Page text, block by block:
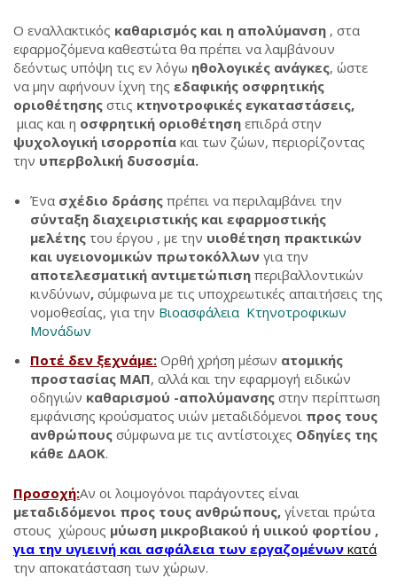
Ο εναλλακτικός καθαρισμός και η απολύμανση , στα
εφαρμοζόμενα καθεστώτα θα πρέπει να λαμβάνουν
δεόντως υπόψη τις εν λόγω ηθολογικές ανάγκες, ώστε
να μην αφήνουν ίχνη της εδαφικής οσφρητικής
οριοθέτησης στις κτηνοτροφικές εγκαταστάσεις,
μιας και η οσφρητική οριοθέτηση επιδρά στην
ψυχολογική ισορροπία και των ζώων, περιορίζοντας
την υπερβολική δυσοσμία.
Ένα σχέδιο δράσης πρέπει να περιλαμβάνει την
σύνταξη διαχειριστικής και εφαρμοστικής
μελέτης του έργου , με την υιοθέτηση πρακτικών
και υγειονομικών πρωτοκόλλων για την
αποτελεσματική αντιμετώπιση περιβαλλοντικών
κινδύνων, σύμφωνα με τις υποχρεωτικές απαιτήσεις της
νομοθεσίας, για την Βιοασφάλεια Κτηνοτροφικων
Μονάδων
Ποτέ δεν ξεχνάμε: Ορθή χρήση μέσων ατομικής
προστασίας ΜΑΠ, αλλά και την εφαρμογή ειδικών
οδηγιών καθαρισμού -απολύμανσης στην περίπτωση
εμφάνισης κρούσματος υιών μεταδιδόμενοι προς τους
ανθρώπους σύμφωνα με τις αντίστοιχες Οδηγίες της
κάθε ΔΑΟΚ.
Προσοχή:Αν οι λοιμογόνοι παράγοντες είναι
μεταδιδόμενοι προς τους ανθρώπους, γίνεται πρώτα
στους χώρους μύωση μικροβιακού ή υιικού φορτίου ,
για την υγιεινή και ασφάλεια των εργαζομένων κατά
την αποκατάσταση των χώρων.